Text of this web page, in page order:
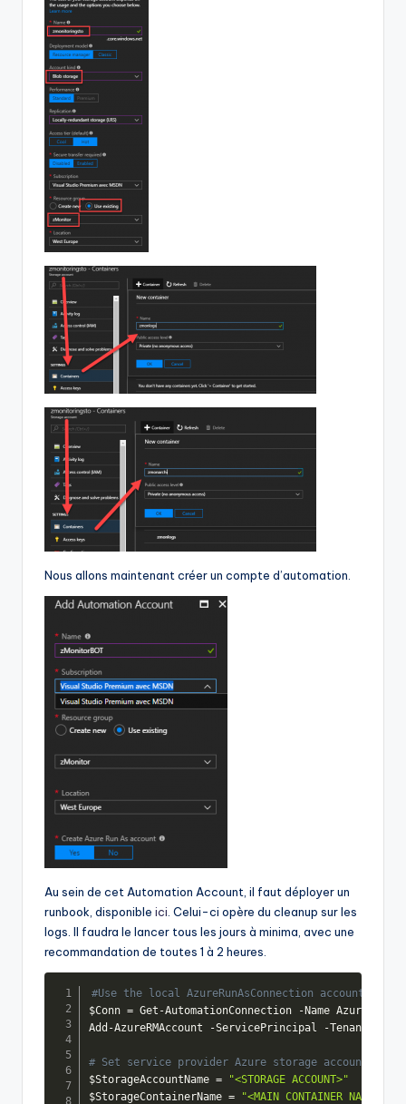
Nous allons maintenant créer un compte d’automation.
Au sein de cet Automation Account, il faut déployer un
runbook, disponible ici . Celui-ci opère du cleanup sur les
logs. Il faudra le lancer tous les jours à minima, avec une
recommandation de toutes 1 à 2 heures.
#Use the local AzureRunAsConnection account
$Conn = Get -AutomationConnection - Name
Add -AzureRMAccount -ServicePrincipal -Tenant
# Set service provider Azure storage account
$StorageAccountName =
"<STORAGE ACCOUNT>"
$StorageContainerName =
"<MAIN CONTAINER NAME>"